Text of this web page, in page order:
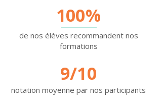
100%
de nos élèves recommandent nos
formations
9/10
notation moyenne par nos participants